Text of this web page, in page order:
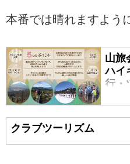
本番では晴れますよう
山旅
ハイ
行・
山旅
ブツ
快適
クラブツーリズム